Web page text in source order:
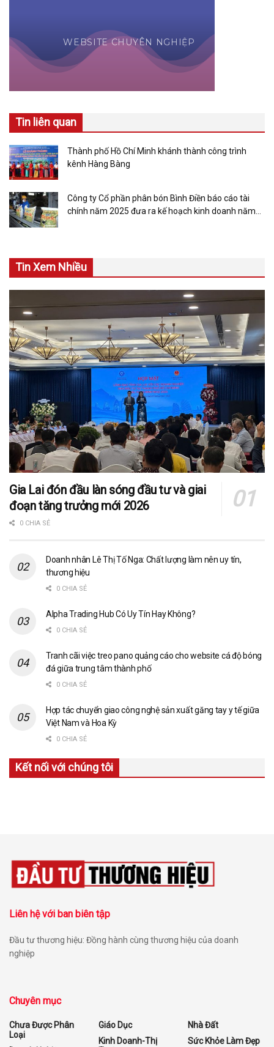
Tin liên quan
Thành phố Hồ Chí Minh khánh thành công trình
kênh Hàng Bàng
Công ty Cổ phần phân bón Bình Điền báo cáo tài
chính năm 2025 đưa ra kế hoạch kinh doanh năm
Tin Xem Nhiều
Gia Lai đón đầu làn sóng đầu tư và giai
đoạn tăng trưởng mới 2026
0 CHIA SẺ
Doanh nhân Lê Thị Tố Nga: Chất lượng làm nên uy tín,
thương hiệu
0 CHIA SẺ
Alpha Trading Hub Có Uy Tín Hay Không?
0 CHIA SẺ
Tranh cãi việc treo pano quảng cáo cho website cá độ bóng
đá giữa trung tâm thành phố
0 CHIA SẺ
Hợp tác chuyển giao công nghệ sản xuất găng tay y tế giữa
Việt Nam và Hoa Kỳ
0 CHIA SẺ
Kết nối với chúng tôi
Liên hệ với ban biên tập
Đầu tư thương hiệu: Đồng hành cùng thương hiệu của doanh
nghiệp
Chuyên mục
Chưa Được Phân
Loại
Giáo Dục
Kinh Doanh-Thị
Nhà Đất
Sức Khỏe Làm Đẹp